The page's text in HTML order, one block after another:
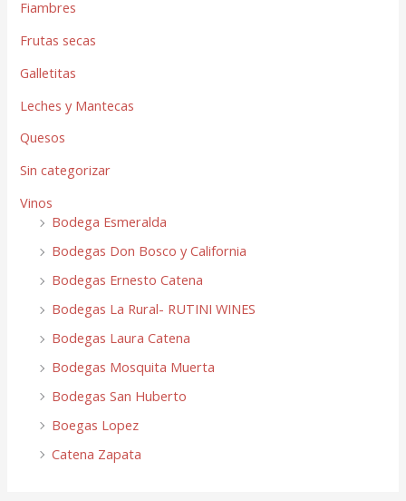
Fiambres
Frutas secas
Galletitas
Leches y Mantecas
Quesos
Sin categorizar
Vinos
Bodega Esmeralda
Bodegas Don Bosco y California
Bodegas Ernesto Catena
Bodegas La Rural- RUTINI WINES
Bodegas Laura Catena
Bodegas Mosquita Muerta
Bodegas San Huberto
Boegas Lopez
Catena Zapata